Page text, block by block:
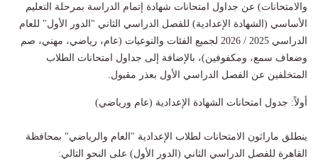
والامتحانات) عن جداول امتحانات شهادة إتمام الدراسة بمرحلة التعليم
الأساسي (الشهادة الإعدادية) للفصل الدراسي الثاني "الدور الأول" للعام
الدراسي 2025 / 2026 لجميع الفئات والنوعيات (عام، رياضي، مهني، صم
وضعاف سمع، ومكفوفين)، بالإضافة إلى جداول امتحانات الطلاب
المتخلفين عن الفصل الدراسي الأول بعذر مقبول.
أولاً: جدول امتحانات الشهادة الإعدادية (عام ورياضي)
ينطلق ماراثون الامتحانات لطلاب الإعدادية "العام والرياضي" بمحافظة
القاهرة للفصل الدراسي الثاني (الدور الأول) على النحو التالي: